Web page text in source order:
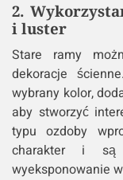
2.
i luster
Stare ramy
dekoracje
wybrany kolor,
aby stworzyć
typu ozdoby
charakter i są
wyeksponowanie